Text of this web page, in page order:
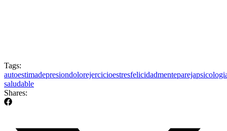
Tags:
autoestimadepresiondolorejercicioestresfelicidadmentepareja
saludable
Shares: